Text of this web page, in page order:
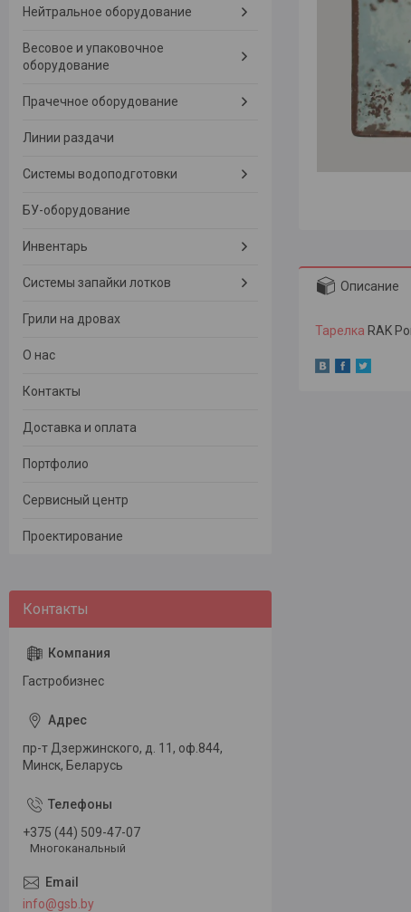
Описание
Тарелка RAK
Нейтральное оборудование
Весовое и упаковочное
оборудование
Прачечное оборудование
Линии раздачи
Системы водоподготовки
БУ-оборудование
Инвентарь
Системы запайки лотков
Грили на дровах
О нас
Контакты
Доставка и оплата
Портфолио
Сервисный центр
Проектирование
Гастробизнес
пр-т Дзержинского, д. 11, оф.844,
Минск, Беларусь
+375 (44) 509-47-07
Многоканальный
info@gsb.by